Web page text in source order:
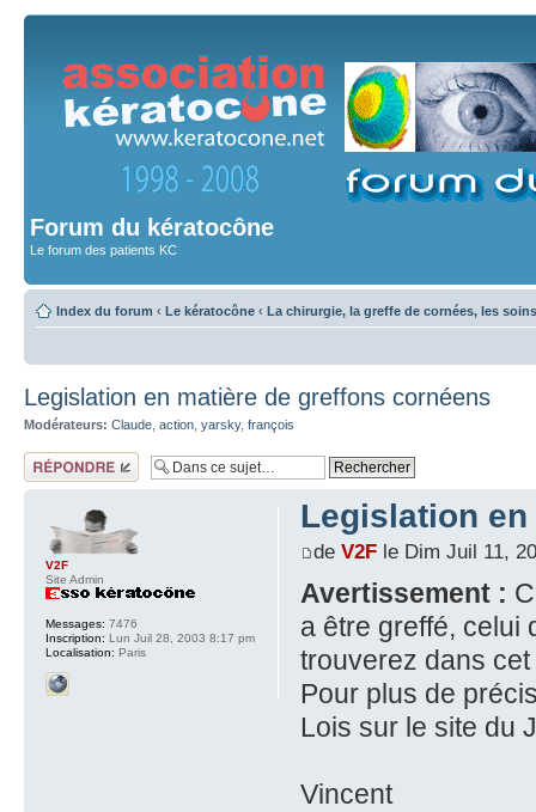
Forum du kératocône
Le forum des patients KC
Index du forum ‹ Le kératocône ‹ La chirurgie, la greffe de cornées, les
Legislation en matière de greffons cornéens
Modérateurs: Claude action yarsky, françois
Répondre
Legislation
de V2Fle Dim Juil 11,
Avertissement :
a être greffé, celui
trouverez dans
Pour plus de
Lois sur le site du
Vincent
V2F
Site Admin
Messages: 7476
Inscription: Lun Juil 28, 2003 8:17 pm
Localisation: Paris